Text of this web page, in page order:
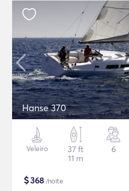
Hanse 370
Veleiro
37 ft
11 m
6
$368 /noite